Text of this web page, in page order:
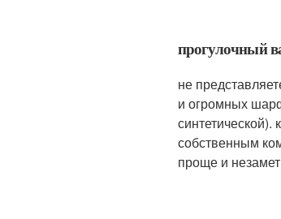
прогулочный
не
и огромных
синтетической).
собственным
проще и